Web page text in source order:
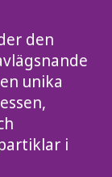
den
unika
i